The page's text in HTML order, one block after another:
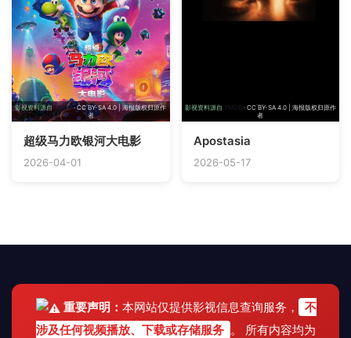
影视资料源自TMDB· CC BY-SA 4.0 | 海报版权归原作
者
超级马力欧银河大电影
2026-04-01
影视资料源自 TMDB· CC BY-SA 4.0 | 海报版权归原作
者
Apostasia
2026-05-17
重要声明： 本网站仅提供影视信息查询服务，
不
涉及任何视频播放、下载或存储服务 。 所有内容均为